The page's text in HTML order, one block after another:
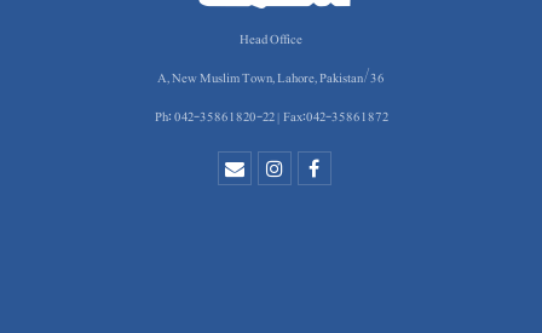
Head Office
36/A, New Muslim Town, Lahore, Pakistan
Ph: 042-35861820-22 | Fax:042-35861872